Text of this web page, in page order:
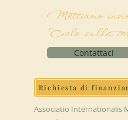
Mettiamo
Cielo sulla
Contattaci
Richiesta di
Associatio Internationalis